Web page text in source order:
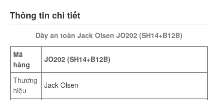
Thông tin chi tiết
Dây an toàn Jack Olsen JO202 (SH14+B12B)
Mã
hàng
JO202 (SH14+B12B)
Thương
hiệu
Jack Olsen